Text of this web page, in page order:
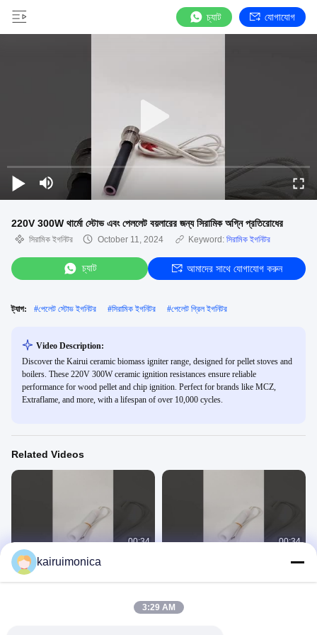
চ্যাট যোগাযোগ
220V 300W থার্মো স্টোভ এবং পেললেট বয়লারের জন্য সিরামিক অগ্নি প্রতিরোধের
সিরামিক ইগনিটর October 11, 2024 Keyword: সিরামিক ইগনিটর
চ্যাট আমাদের সাথে যোগাযোগ করুন
ট্যাগ: #পেলেট স্টোভ ইগনিটর #সিরামিক ইগনিটর #পেলেট গ্রিল ইগনিটর
Video Description:
Discover the Kairui ceramic biomass igniter range, designed for pellet stoves and
boilers. These 220V 300W ceramic ignition resistances ensure reliable
performance for wood pellet and chip ignition. Perfect for brands like MCZ,
Extraflame, and more, with a lifespan of over 10,000 cycles.
Related Videos
00:34
সিরামিক ইগনিটার KR-W2
সিরামিক ইগনিটর
00:34
kairuimonica
3:29 AM